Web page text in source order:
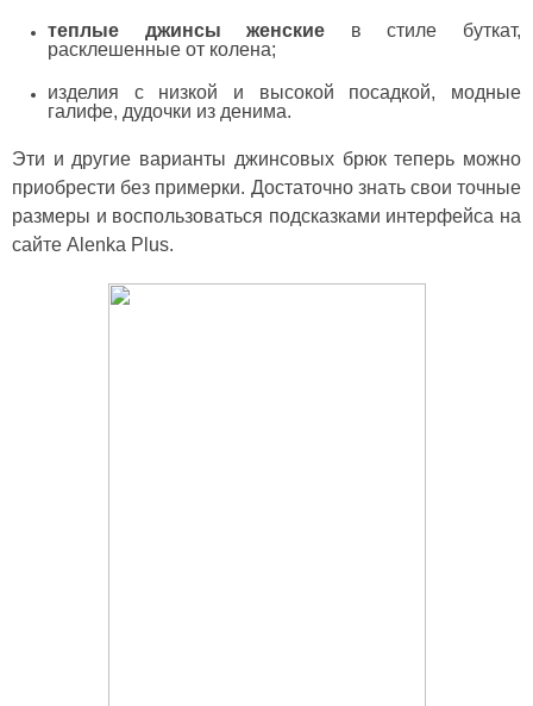
теплые джинсы женские в стиле буткат,
расклешенные от колена;
изделия с низкой и высокой посадкой, модные
галифе, дудочки из денима.
Эти и другие варианты джинсовых брюк теперь можно
приобрести без примерки. Достаточно знать свои точные
размеры и воспользоваться подсказками интерфейса на
сайте Alenka Plus.